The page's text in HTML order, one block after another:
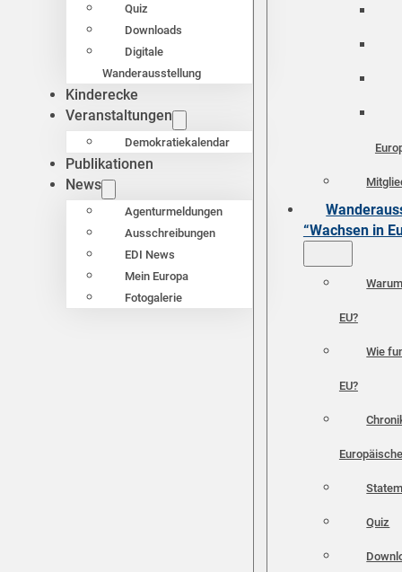
Quiz
Downloads
Digitale
Wanderausstellung
Kinderecke
Veranstaltungen
Demokratiekalendar
Publikationen
News
Agenturmeldungen
Ausschreibungen
EDI News
Mein Europa
Fotogalerie
“Wachsen in
EU?
Wie
EU?
Quiz